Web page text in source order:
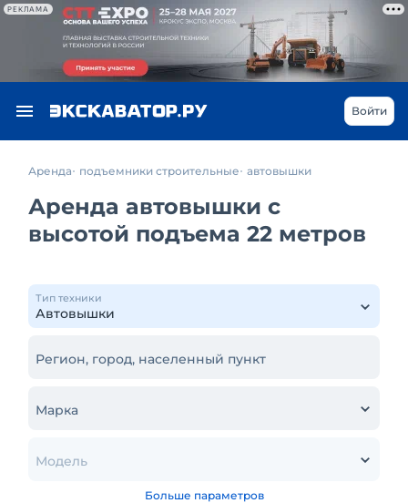
РЕКЛАМА
Войти
Аренда подъемники строительные автовышки
Аренда автовышки с
высотой подъема 22 метров
Тип техники
Регион, город, населенный пункт
Марка
Модель
Больше параметров